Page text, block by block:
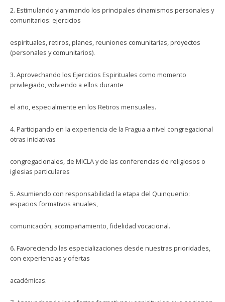
2. Estimulando y animando los principales dinamismos personales y
comunitarios: ejercicios
espirituales, retiros, planes, reuniones comunitarias, proyectos
(personales y comunitarios).
3. Aprovechando los Ejercicios Espirituales como momento
privilegiado, volviendo a ellos durante
el año, especialmente en los Retiros mensuales.
4. Participando en la experiencia de la Fragua a nivel congregacional
otras iniciativas
congregacionales, de MICLA y de las conferencias de religiosos o
iglesias particulares
5. Asumiendo con responsabilidad la etapa del Quinquenio:
espacios formativos anuales,
comunicación, acompañamiento, fidelidad vocacional.
6. Favoreciendo las especializaciones desde nuestras prioridades,
con experiencias y ofertas
académicas.